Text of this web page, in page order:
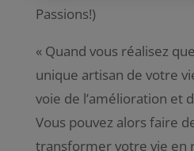
Passions!)
« Quand vous réalisez
unique artisan de votre
voie de l’amélioration et
Vous pouvez alors faire
transformer votre vie en